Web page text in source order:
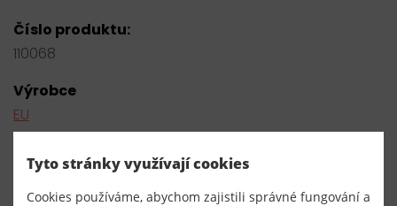
Číslo produktu:
110068
Výrobce
EU
TKACZIK s.r.o.
Tyto stránky využívají cookies
Cookies používáme, abychom zajistili správné fungování a